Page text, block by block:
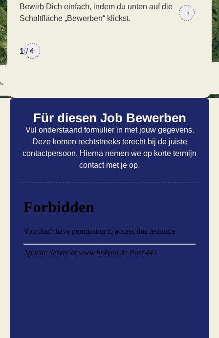
Bewirb Dich einfach, indem du unten auf die
Schaltfläche „Bewerben“ klickst.
In
1/4
Für diesen Job Bewerben
Vul onderstaand formulier in met jouw gegevens.
Deze komen rechtstreeks terecht bij de juiste
contactpersoon. Hierna nemen we op korte termijn
contact met je op.